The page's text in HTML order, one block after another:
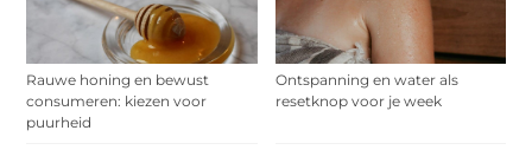
Rauwe honing en bewust
consumeren: kiezen voor
puurheid
Ontspanning en water als
resetknop voor je week